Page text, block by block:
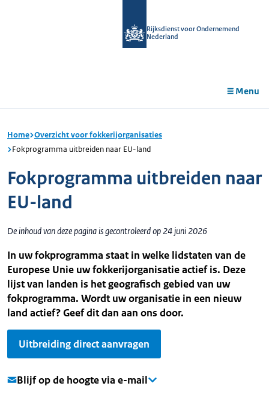
Rijksdienst voor Ondernemend
Nederland
Menu
Home Overzicht voor fokkerijorganisaties
Fokprogramma uitbreiden naar EU-land
Fokprogramma uitbreiden naar
EU-land
De inhoud van deze pagina is gecontroleerd op 24 juni 2026
In uw fokprogramma staat in welke lidstaten van de
Europese Unie uw fokkerijorganisatie actief is. Deze
lijst van landen is het geografisch gebied van uw
fokprogramma. Wordt uw organisatie in een nieuw
land actief? Geef dit dan aan ons door.
Uitbreiding direct aanvragen
Blijf op de hoogte via e-mail